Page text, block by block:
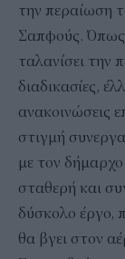
την περαίωση
Σαπφούς. Όπως
ταλανίσει την
διαδικασίες,
ανακοινώσεις
στιγμή
με τον δήμαρχο
σταθερή και
δύσκολο έργο,
θα βγει στον